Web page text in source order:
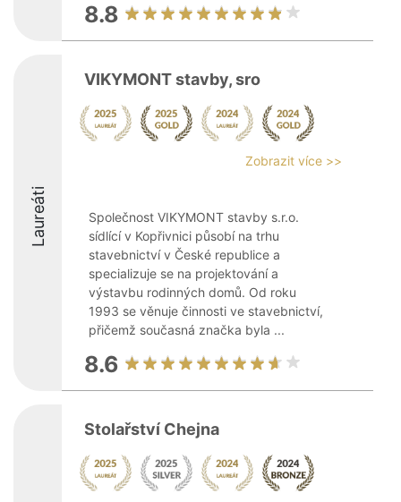
8.8
Laureáti
VIKYMONT stavby, sro
Zobrazit více >>
Společnost VIKYMONT stavby s.r.o.
sídlící v Kopřivnici působí na trhu
stavebnictví v České republice a
specializuje se na projektování a
výstavbu rodinných domů. Od roku
1993 se věnuje činnosti ve stavebnictví,
přičemž současná značka byla ...
8.6
Stolařství Chejna